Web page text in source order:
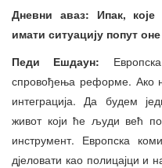
Дневни аваз: Ипак,
имати ситуацију попут
Педи Ешдаун:
спровођења реформе. Ако
интеграција. Да будем
живот који ће људи већ
инструмент. Европска
дјеловати као полицајци и